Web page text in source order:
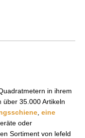
in ihrem
über 35.000 Artikeln
eine
oder
Sortiment von lefeld